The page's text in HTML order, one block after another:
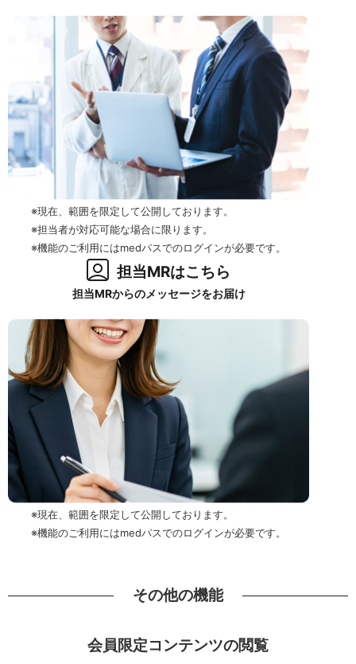
※現在、範囲を限定して公開しております。
※担当者が対応可能な場合に限ります。
※機能のご利用にはmedパスでのログインが必要です。
担当MRはこちら
担当MRからのメッセージをお届け
※現在、範囲を限定して公開しております。
※機能のご利用にはmedパスでのログインが必要です。
その他の機能
会員限定コンテンツの閲覧